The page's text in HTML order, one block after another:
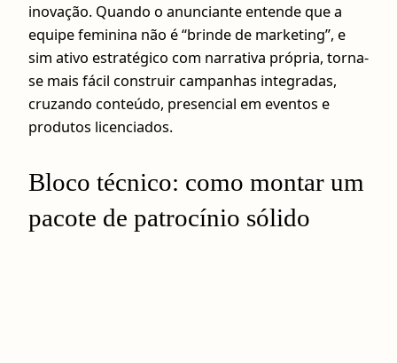
inovação. Quando o anunciante entende que a
equipe feminina não é “brinde de marketing”, e
sim ativo estratégico com narrativa própria, torna-
se mais fácil construir campanhas integradas,
cruzando conteúdo, presencial em eventos e
produtos licenciados.
Bloco técnico: como montar um
pacote de patrocínio sólido